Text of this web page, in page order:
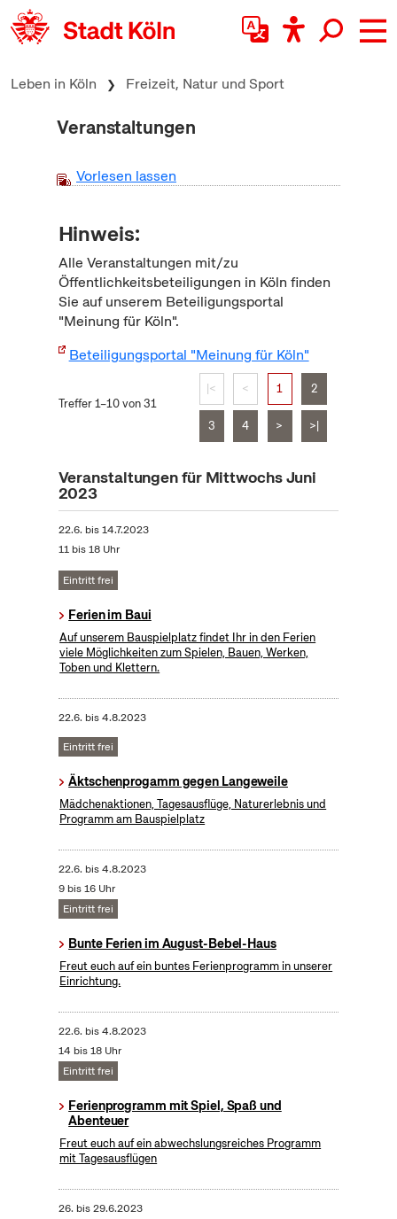
zum Inhalt springen
Leben in Köln Freizeit, Natur und Sport
Veranstaltungen
Vorlesen lassen
Hinweis:
Alle Veranstaltungen mit/zu
Öffentlichkeitsbeteiligungen in Köln finden
Sie auf unserem Beteiligungsportal
"Meinung für Köln".
Beteiligungsportal "Meinung für Köln"
Treffer 1–10 von 31
|< < 1 2
3 4 > >|
Veranstaltungen für Mittwochs Juni
2023
22.6. bis14.7.2023
11 bis 18 Uhr
Eintritt frei
Ferien im Baui
Auf unserem Bauspielplatz findet Ihr in den Ferien
viele Möglichkeiten zum Spielen, Bauen, Werken,
Toben und Klettern.
22.6. bis4.8.2023
Eintritt frei
Äktschenprogamm gegen Langeweile
Mädchenaktionen, Tagesausflüge, Naturerlebnis und
Programm am Bauspielplatz
22.6. bis4.8.2023
9 bis 16 Uhr
Eintritt frei
Bunte Ferien im August-Bebel-Haus
Freut euch auf ein buntes Ferienprogramm in unserer
Einrichtung.
22.6. bis4.8.2023
14 bis 18 Uhr
Eintritt frei
Ferienprogramm mit Spiel, Spaß und
Abenteuer
Freut euch auf ein abwechslungsreiches Programm
mit Tagesausflügen
26. bis29.6.2023